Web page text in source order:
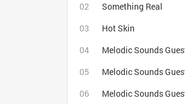
Something Real
Hot Skin